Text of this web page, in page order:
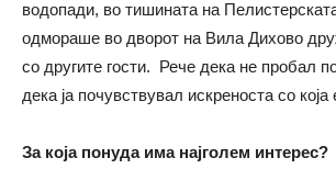
водопади, во тишината на
одмораше во дворот на Вила Дихово
со другите гости. Рече дека не пробал
дека ја почувствувал искреноста со која
За која понуда има најголем интерес?